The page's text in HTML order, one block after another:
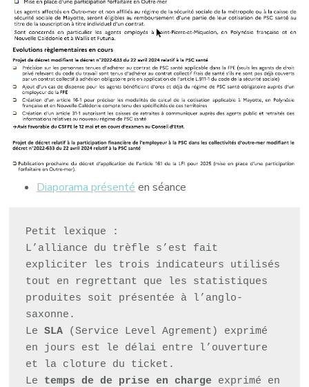
Diaporama présenté en séance
Petit lexique :
L’alliance du trèfle s’est fait
expliciter les trois indicateurs utilisés
tout en regrettant que les statistiques
produites soit présentée à l’anglo-
saxonne.
Le SLA (Service Level Agrement) exprimé
en jours est le délai entre l’ouverture
et la cloture du ticket.
Le temps de de prise en charge exprimé en